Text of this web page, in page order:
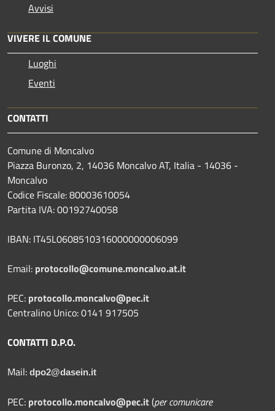
Avvisi
VIVERE IL COMUNE
Luoghi
Eventi
CONTATTI
Comune di Moncalvo
Piazza Buronzo, 2, 14036 Moncalvo AT, Italia - 14036 -
Moncalvo
Codice Fiscale: 80003610054
Partita IVA: 00192740058
IBAN: IT45L0608510316000000006099
Email: protocollo@comune.moncalvo.at.it
PEC: protocollo.moncalvo@pec.it
Centralino Unico: 0141 917505
CONTATTI D.P.O.
Mail: dpo2@dasein.it
PEC: protocollo.moncalvo@pec.it(per comunicare